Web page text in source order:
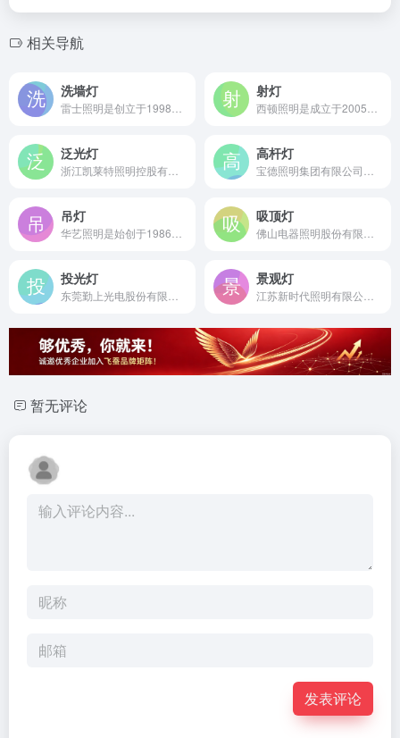
相关导航
洗墙灯 射灯
泛光灯 高杆灯
吊灯 吸顶灯
投光灯 景观灯
暂无评论
发表评论